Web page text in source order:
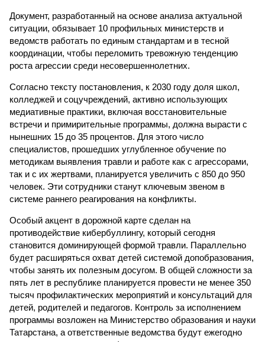
Документ, разработанный на основе анализа актуальной
ситуации, обязывает 10 профильных министерств и
ведомств работать по единым стандартам и в тесной
координации, чтобы переломить тревожную тенденцию
роста агрессии среди несовершеннолетних.
Согласно тексту постановления, к 2030 году доля школ,
колледжей и соцучреждений, активно использующих
медиативные практики, включая восстановительные
встречи и примирительные программы, должна вырасти с
нынешних 15 до 35 процентов. Для этого число
специалистов, прошедших углубленное обучение по
методикам выявления травли и работе как с агрессорами,
так и с их жертвами, планируется увеличить с 850 до 950
человек. Эти сотрудники станут ключевым звеном в
системе раннего реагирования на конфликты.
Особый акцент в дорожной карте сделан на
противодействие кибербуллингу, который сегодня
становится доминирующей формой травли. Параллельно
будет расширяться охват детей системой допобразования,
чтобы занять их полезным досугом. В общей сложности за
пять лет в республике планируется провести не менее 350
тысяч профилактических мероприятий и консультаций для
детей, родителей и педагогов. Контроль за исполнением
программы возложен на Министерство образования и науки
Татарстана, а ответственные ведомства будут ежегодно